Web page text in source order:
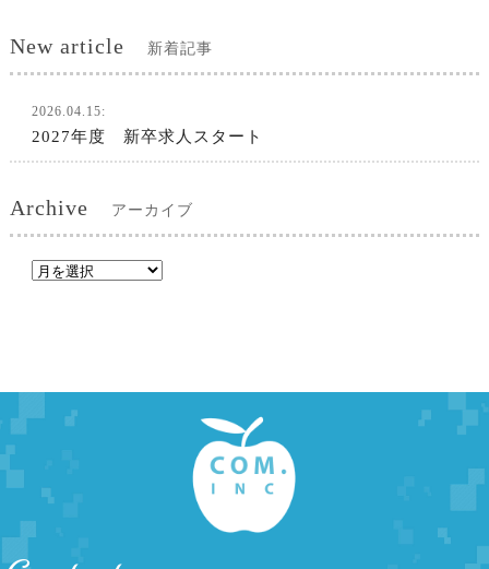
New article 新着記事
2026.04.15:
2027年度 新卒求人スタート
Archive アーカイブ